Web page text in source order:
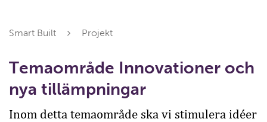
Smart Built Projekt
Temaområde Innovationer och
nya tillämpningar
Inom detta temaområde ska vi stimulera idéer